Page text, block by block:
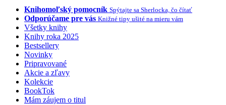
Knihomoľský pomocník Spýtajte sa Sherlocka, čo čítať
Odporúčame pre vás Knižné tipy ušité na mieru vám
Všetky knihy
Knihy roka 2025
Bestsellery
Novinky
Pripravované
Akcie a zľavy
Kolekcie
BookTok
Mám záujem o titul